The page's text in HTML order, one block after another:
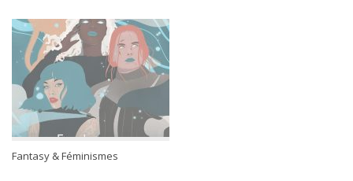
Fantasy & Féminismes